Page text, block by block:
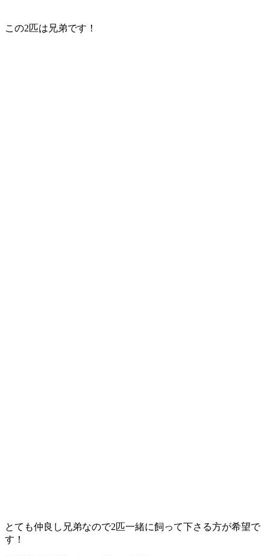
この2匹は兄弟です！
とても仲良し兄弟なので2匹一緒に飼って下さる方が希望で
す！